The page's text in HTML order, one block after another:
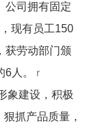
公司拥有固定
现有员工150
获劳动部门颁
人。
r
象建设，积极
抓产品质量，